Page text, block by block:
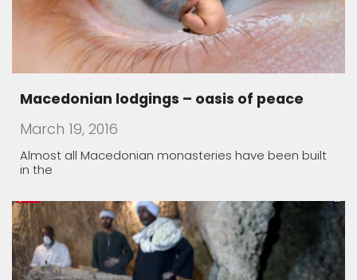
Macedonian lodgings – oasis of peace
March 19, 2016
Almost all Macedonian monasteries have been built
in the